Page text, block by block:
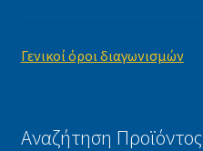
Γενικοί όροι διαγωνισμών
Αναζήτηση Προϊόντος